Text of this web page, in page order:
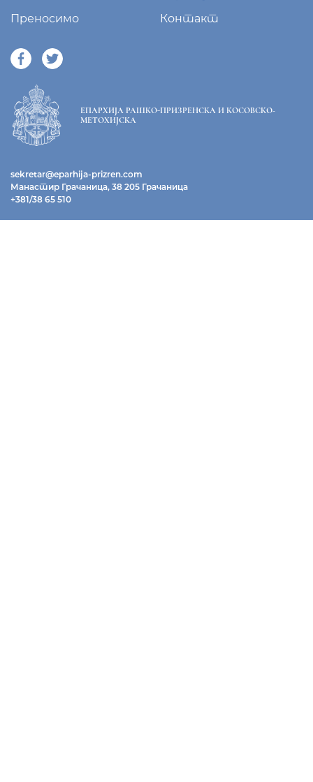
Преносимо
Контакт
ЕПАРХИЈА РАШКО-ПРИЗРЕНСКА И КОСОВСКО-
МЕТОХИЈСКА
sekretar@eparhija-prizren.com
Манастир Грачаница, 38 205 Грачаница
+381/38 65 510